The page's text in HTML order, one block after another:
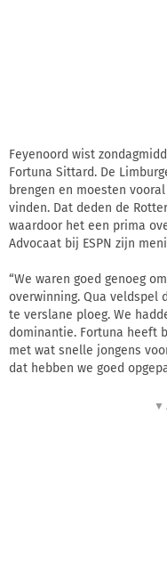
Feyenoord wist
Fortuna Sittard. De
brengen en moesten
vinden. Dat deden de
waardoor het een prima
Advocaat bij ESPN zijn
“We waren goed genoeg
overwinning. Qua veldspel
te verslane ploeg. We
dominantie. Fortuna heeft
met wat snelle jongens
dat hebben we goed
▼